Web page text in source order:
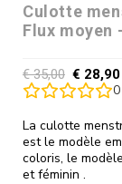
Culotte
Flux moyen
€35,00 € 28,90
0
La culotte
est le modèle
coloris, le
et féminin .